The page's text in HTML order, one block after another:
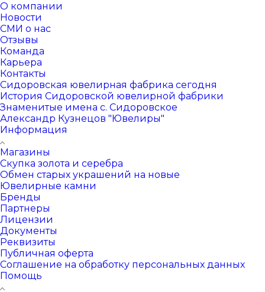
О компании
Новости
СМИ о нас
Отзывы
Команда
Карьера
Контакты
Сидоровская ювелирная фабрика сегодня
История Сидоровской ювелирной фабрики
Знаменитые имена с. Сидоровское
Александр Кузнецов "Ювелиры"
Информация
Магазины
Скупка золота и серебра
Обмен старых украшений на новые
Ювелирные камни
Бренды
Партнеры
Лицензии
Документы
Реквизиты
Публичная оферта
Соглашение на обработку персональных данных
Помощь